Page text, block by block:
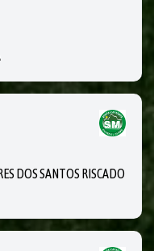
DOS SANTOS RISCADO